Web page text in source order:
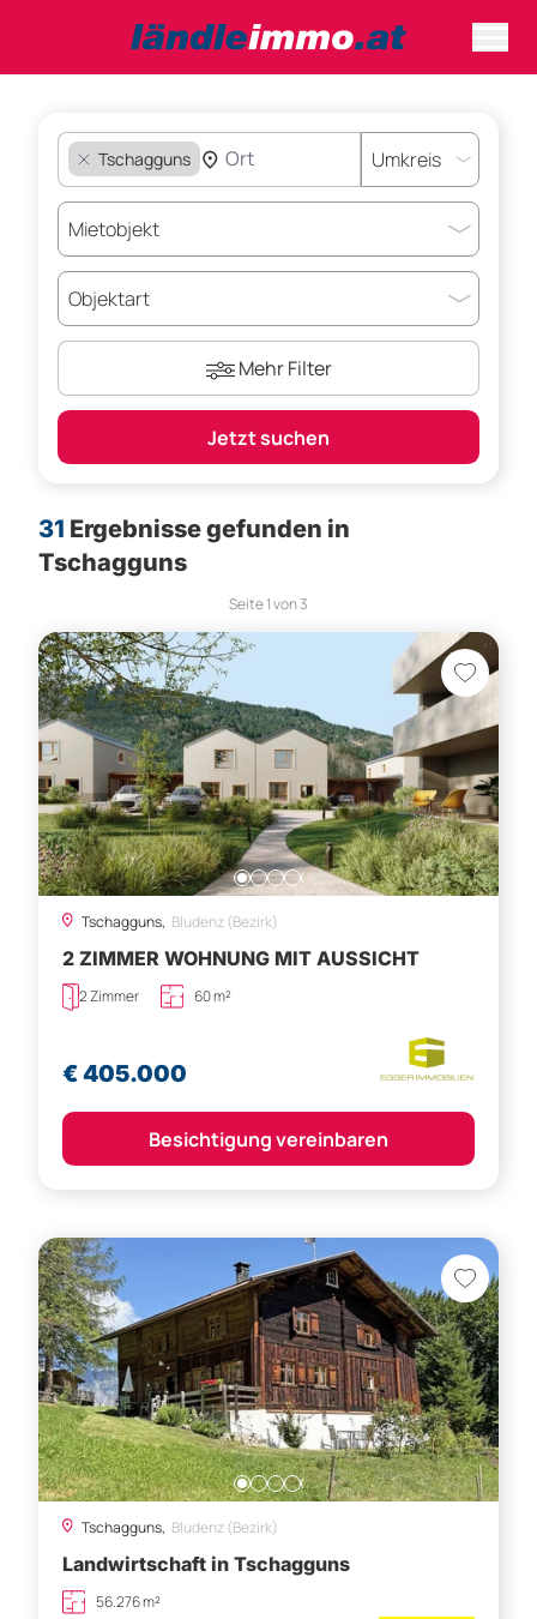
Tschagguns
Mehr Filter
Jetzt suchen
31 Ergebnisse gefunden in
Tschagguns
Seite1von3
Tschagguns, Bludenz (Bezirk)
2 ZIMMER WOHNUNG MIT AUSSICHT
2 Zimmer 60 m²
€ 405.000
Besichtigung vereinbaren
Tschagguns, Bludenz (Bezirk)
Landwirtschaft in Tschagguns
56.276 m²